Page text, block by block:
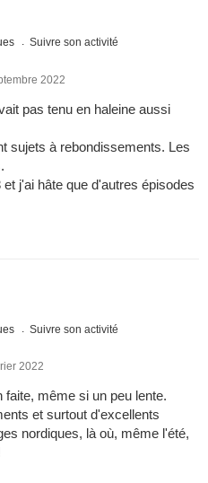
Suivre son activité
2022
pas tenu en haleine aussi
sujets à rebondissements. Les
j'ai hâte que d'autres épisodes
Suivre son activité
2022
même si un peu lente.
et surtout d'excellents
nordiques, là où, même l'été,